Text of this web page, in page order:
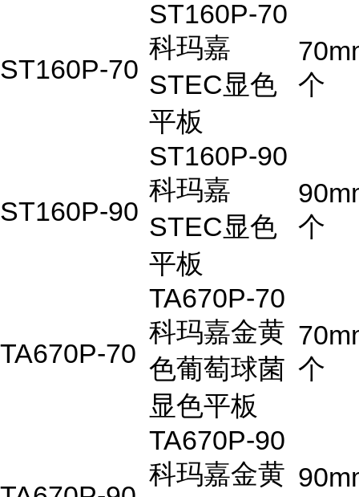
ST160P-70
ST160P-70
科玛嘉
STEC显色
平板
个
ST160P-90
ST160P-90
科玛嘉
STEC显色
平板
个
TA670P-70
TA670P-70
科玛嘉金黄
色葡萄球菌
显色平板
个
TA670P-90
科玛嘉金黄